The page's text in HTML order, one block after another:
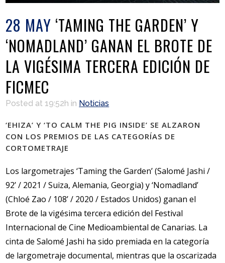
28 MAY ‘TAMING THE GARDEN’ Y
‘NOMADLAND’ GANAN EL BROTE DE
LA VIGÉSIMA TERCERA EDICIÓN DE
FICMEC
Posted at 19:52h in Noticias
‘EHIZA’ Y ‘TO CALM THE PIG INSIDE’ SE ALZARON
CON LOS PREMIOS DE LAS CATEGORÍAS DE
CORTOMETRAJE
Los largometrajes ‘Taming the Garden’ (Salomé Jashi /
92’ / 2021 / Suiza, Alemania, Georgia) y ‘Nomadland’
(Chloé Zao / 108’ / 2020 / Estados Unidos) ganan el
Brote de la vigésima tercera edición del Festival
Internacional de Cine Medioambiental de Canarias. La
cinta de Salomé Jashi ha sido premiada en la categoría
de largometraje documental, mientras que la oscarizada